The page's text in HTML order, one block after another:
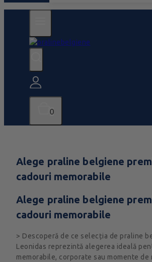
0
Alege praline belgiene
cadouri memorabile
Alege praline belgiene
cadouri memorabile
> Descoperă de ce selecția de praline
Leonidas reprezintă alegerea ideală
memorabile, corporate sau momente de